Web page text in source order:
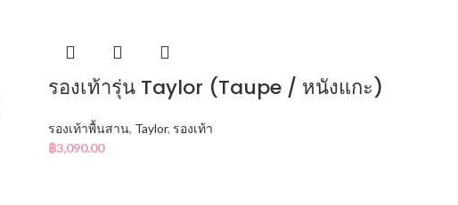
รองเท้ารุ่น Taylor (Taupe / หนังแกะ)
รองเท้าพื้นสาน, Taylor, รองเท้า
฿3,090.00